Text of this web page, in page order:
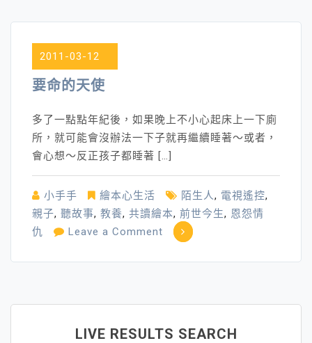
2011-03-12
要命的天使
多了一點點年紀後，如果晚上不小心起床上一下廁
所，就可能會沒辦法一下子就再繼續睡著～或者，
會心想～反正孩子都睡著 […]
小手手 繪本心生活 陌生人, 電視遙控,
親子, 聽故事, 教養, 共讀繪本, 前世今生, 恩怨情
仇
Leave a Comment on
天
LIVE RESULTS SEARCH